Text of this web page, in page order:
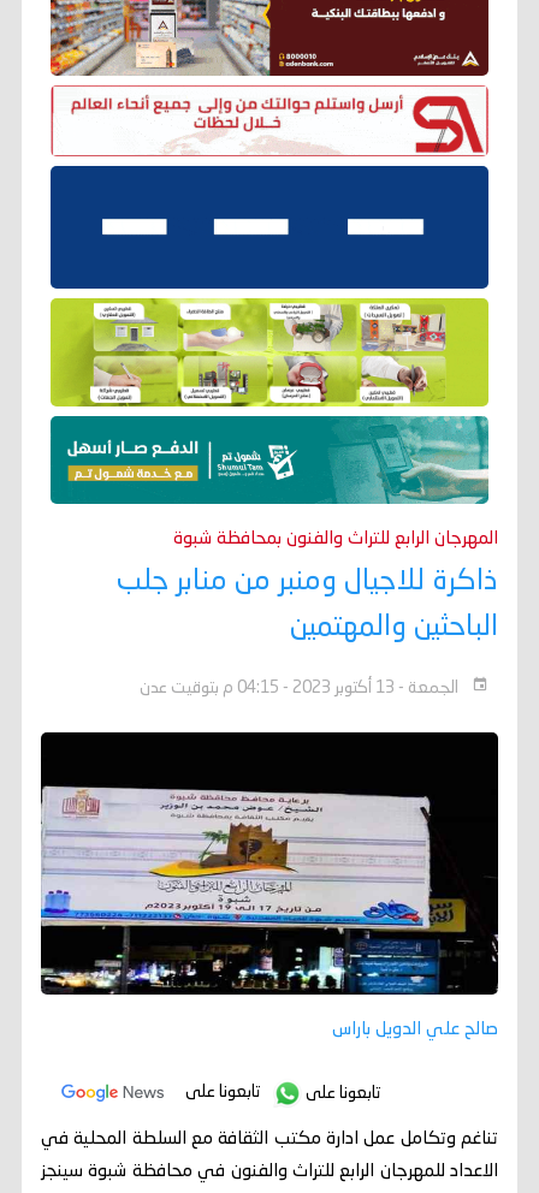
المهرجان الرابع للتراث والفنون بمحافظة شبوة
ذاكرة للاجيال ومنبر من منابر جلب
الباحثين والمهتمين
الجمعة - 13 أكتوبر 2023 - 04:15 م بتوقيت عدن
صالح علي الدويل باراس
تابعونا على تابعونا على
تناغم وتكامل عمل ادارة مكتب الثقافة مع السلطة المحلية في
الاعداد للمهرجان الرابع للتراث والفنون في محافظة شبوة سينجز